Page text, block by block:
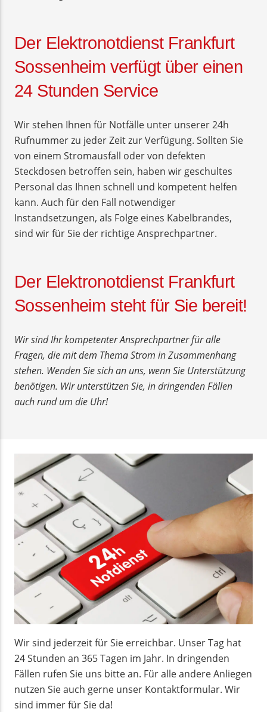
Der Elektronotdienst Frankfurt
Sossenheim verfügt über einen
24 Stunden Service
Wir stehen Ihnen für Notfälle unter unserer 24h
Rufnummer zu jeder Zeit zur Verfügung. Sollten Sie
von einem Stromausfall oder von defekten
Steckdosen betroffen sein, haben wir geschultes
Personal das Ihnen schnell und kompetent helfen
kann. Auch für den Fall notwendiger
Instandsetzungen, als Folge eines Kabelbrandes,
sind wir für Sie der richtige Ansprechpartner.
Der Elektronotdienst Frankfurt
Sossenheim steht für Sie bereit!
Wir sind Ihr kompetenter Ansprechpartner für alle
Fragen, die mit dem Thema Strom in Zusammenhang
stehen. Wenden Sie sich an uns, wenn Sie Unterstützung
benötigen. Wir unterstützen Sie, in dringenden Fällen
auch rund um die Uhr!
Wir sind jederzeit für Sie erreichbar. Unser Tag hat
24 Stunden an 365 Tagen im Jahr. In dringenden
Fällen rufen Sie uns bitte an. Für alle andere Anliegen
nutzen Sie auch gerne unser Kontaktformular. Wir
sind immer für Sie da!